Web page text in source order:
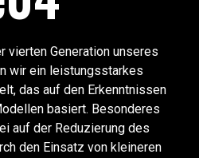
vierten Generation unseres
wir ein leistungsstarkes
das auf den Erkenntnissen
basiert. Besonderes
auf der Reduzierung des
den Einsatz von kleineren